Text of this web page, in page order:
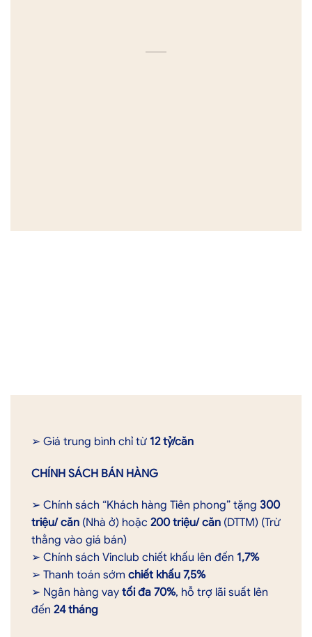
➢ Giá trung bình chỉ từ 12 tỷ/căn
CHÍNH SÁCH BÁN HÀNG
➢ Chính sách “Khách hàng Tiên phong” tặng 300
triệu/ căn (Nhà ở) hoặc 200 triệu/ căn (DTTM) (Trừ
thẳng vào giá bán)
➢ Chính sách Vinclub chiết khấu lên đến 1,7%
➢ Thanh toán sớm chiết khấu 7,5%
➢ Ngân hàng vay tối đa 70%, hỗ trợ lãi suất lên
đến 24 tháng